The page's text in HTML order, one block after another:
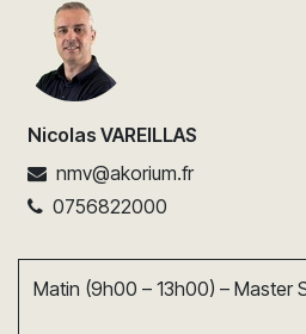
Nicolas VAREILLAS
nmv@akorium.fr
0756822000
Matin (9h00 – 13h00) – Master